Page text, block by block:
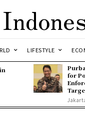
LIFESTYLE
for